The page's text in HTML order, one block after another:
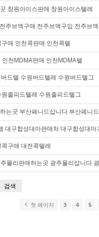
창원아이스판매 창원아이스텔레
주브액구매 전주브액구입 전주브
매 인천콕판매 인천콕텔
천MDMA판매 인천MDMA텔
드텔 수원버드텔레 수원버드텔그
졸피드텔레 수원졸피드텔그
는곳 부산페니드삽니다 부산페니
대구합성대마판매처 대구합성대
구매 대전콕텔레
몰리판매하는곳 광주몰리삽니다
검색
첫 페이지 3 4 5